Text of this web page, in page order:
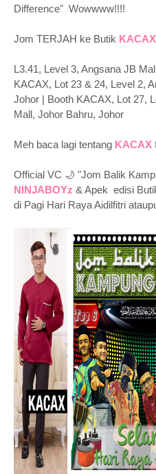
Difference" Wowwww!!!!
Jom TERJAH ke Butik KACAX
L3.41, Level 3, Angsana JB
KACAX, Lot 23 & 24, Level 2,
Johor | Booth KACAX, Lot 27,
Mall, Johor Bahru, Johor
Meh baca lagi tentang KACAX
Official VC 🌙 "Jom Balik
NINJABOYz & Apek edisi
di Pagi Hari Raya Aidilfitri